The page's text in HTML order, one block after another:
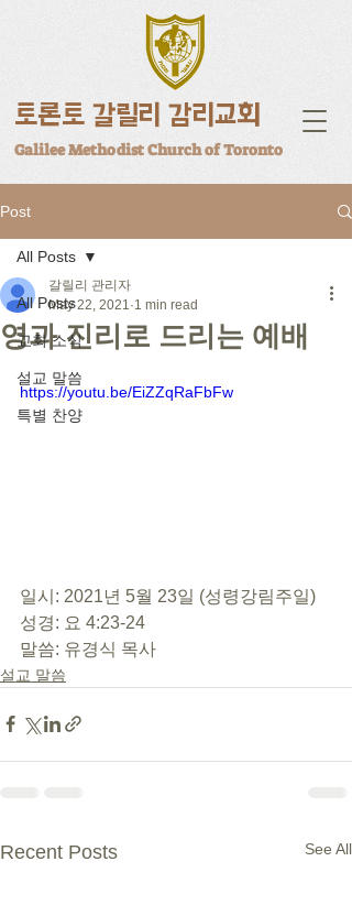
토론토 갈릴리 감리교회
Galilee Methodist Church of Toronto
Post
All Posts
교회 소식
설교 말씀
특별 찬양
All Posts
영과 진리로 드리는 예배
갈릴리 관리자
May 22, 2021 1 min read
https://youtu.be/EiZZqRaFbFw
일시: 2021년 5월 23일 (성령강림주일)
성경: 요 4:23-24
말씀: 유경식 목사
설교 말씀
Recent Posts See All